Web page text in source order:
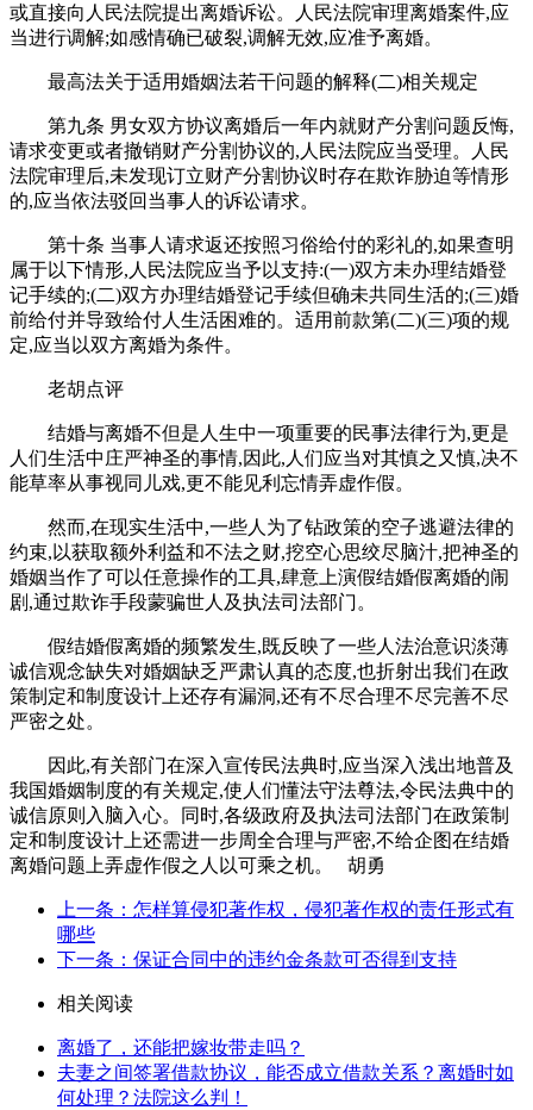
或直接向人民法院提出离婚诉讼。人民法院审理离婚案件,应
当进行调解;如感情确已破裂,调解无效,应准予离婚。
最高法关于适用婚姻法若干问题的解释(二)相关规定
第九条 男女双方协议离婚后一年内就财产分割问题反悔,
请求变更或者撤销财产分割协议的,人民法院应当受理。人民
法院审理后,未发现订立财产分割协议时存在欺诈胁迫等情形
的,应当依法驳回当事人的诉讼请求。
第十条 当事人请求返还按照习俗给付的彩礼的,如果查明
属于以下情形,人民法院应当予以支持:(一)双方未办理结婚登
记手续的;(二)双方办理结婚登记手续但确未共同生活的;(三)婚
前给付并导致给付人生活困难的。适用前款第(二)(三)项的规
定,应当以双方离婚为条件。
老胡点评
结婚与离婚不但是人生中一项重要的民事法律行为,更是
人们生活中庄严神圣的事情,因此,人们应当对其慎之又慎,决不
能草率从事视同儿戏,更不能见利忘情弄虚作假。
然而,在现实生活中,一些人为了钻政策的空子逃避法律的
约束,以获取额外利益和不法之财,挖空心思绞尽脑汁,把神圣的
婚姻当作了可以任意操作的工具,肆意上演假结婚假离婚的闹
剧,通过欺诈手段蒙骗世人及执法司法部门。
假结婚假离婚的频繁发生,既反映了一些人法治意识淡薄
诚信观念缺失对婚姻缺乏严肃认真的态度,也折射出我们在政
策制定和制度设计上还存有漏洞,还有不尽合理不尽完善不尽
严密之处。
因此,有关部门在深入宣传民法典时,应当深入浅出地普及
我国婚姻制度的有关规定,使人们懂法守法尊法,令民法典中的
诚信原则入脑入心。同时,各级政府及执法司法部门在政策制
定和制度设计上还需进一步周全合理与严密,不给企图在结婚
离婚问题上弄虚作假之人以可乘之机。 胡勇
上一条：怎样算侵犯著作权，侵犯著作权的责任形式有
哪些
下一条：保证合同中的违约金条款可否得到支持
相关阅读
离婚了，还能把嫁妆带走吗？
夫妻之间签署借款协议，能否成立借款关系？离婚时如
何处理？法院这么判！